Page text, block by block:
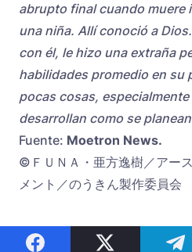
abrupto final cuando muere
una niña. Allí conoció a
con él, le hizo una extraña
habilidades promedio en su
pocas cosas,
desarrollan como se
Fuente: Moetron News.
©ＦＵＮＡ・亜方逸樹／アー
メント／のうきん製作委員会